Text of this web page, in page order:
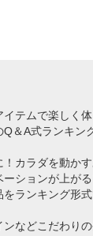
イテムで楽しく体
＆A式ランキン
カラダを動か
ーションが上が
ランキング形
などこだわり